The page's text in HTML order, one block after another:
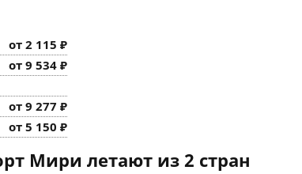
от 2 115 ₽
от 9 534 ₽
от 9 277 ₽
от 5 150 ₽
Мири летают из 2 стран